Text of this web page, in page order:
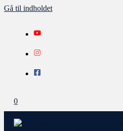
Gå til indholdet
0